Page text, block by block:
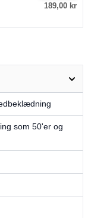
189,00 kr
som 50'er og